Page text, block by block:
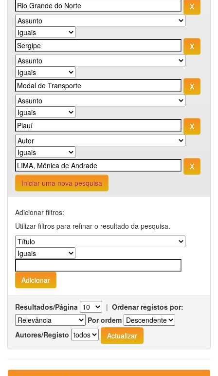
Iniciar uma nova pesquisa
Adicionar filtros:
Utilizar filtros para refinar o resultado da pesquisa.
Resultados/Página | Ordenar registos por:
Por ordem
Autores/Registo